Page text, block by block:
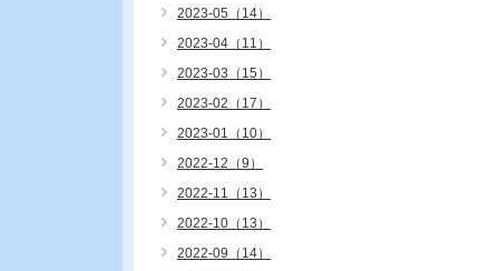
2023-05（14）
2023-04（11）
2023-03（15）
2023-02（17）
2023-01（10）
2022-12（9）
2022-11（13）
2022-10（13）
2022-09（14）